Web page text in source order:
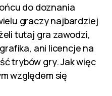
do doznania
graczy najbardziej
tutaj gra zawodzi,
ani licencje na
trybów gry. Jak więc
względem się